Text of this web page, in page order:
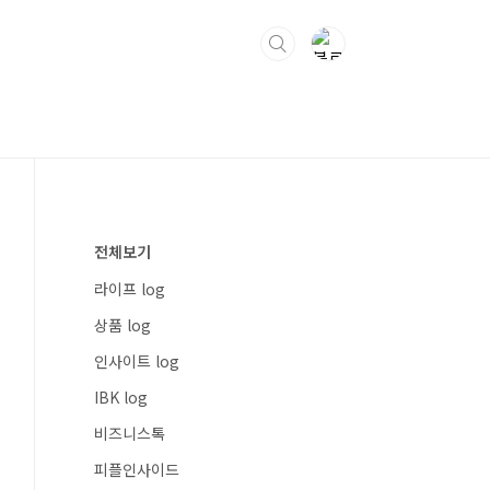
전체보기
라이프 log
상품 log
인사이트 log
IBK log
비즈니스톡
피플인사이드